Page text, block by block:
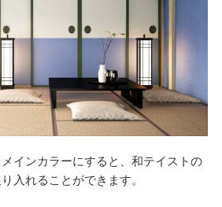
インカラーにすると、和テイストの
入れることができます。